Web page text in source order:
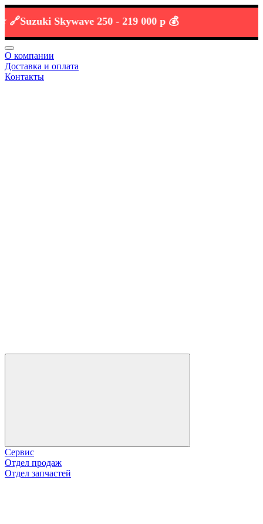
Skywave 250 -219 000 р 💰
О компании
Доставка и оплата
Контакты
Сервис
Отдел продаж
Отдел запчастей